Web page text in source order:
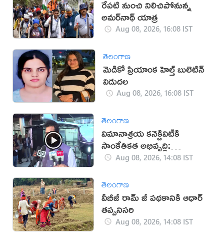
రేపటి నుంచి నిలిచిపోనున్న
అమర్‌నాథ్ యాత్ర
Aug 08, 2026, 16:08 IST
తెలంగాణ
మెడికో ప్రియాంక హెల్త్ బులెటిన్
విడుదల
Aug 08, 2026, 16:08 IST
తెలంగాణ
విమానాశ్రయ కనెక్టివిటీకి
సాంకేతికత అభివృద్ధి:
రామ్మోహన్ నాయుడు
Aug 08, 2026, 14:08 IST
తెలంగాణ
వీబీజీ రామ్ జీ పథకానికి ఆధార్
తప్పనిసరి
Aug 08, 2026, 14:08 IST